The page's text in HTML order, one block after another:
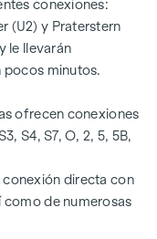
y WU
m2a F GEE,SK =
REF,SK = 136,8
= 82,6 kWh/m2a F
conexiones:
(U2) y Praterstern
le llevarán
pocos minutos.
ofrecen conexiones
S4, S7, O, 2, 5, 5B,
conexión directa con
como de numerosas